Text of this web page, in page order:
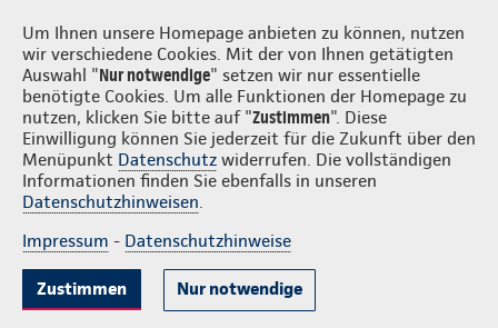
Um Ihnen unsere Homepage anbieten zu können, nutzen
wir verschiedene Cookies. Mit der von Ihnen getätigten
Auswahl "Nur notwendige" setzen wir nur essentielle
benötigte Cookies. Um alle Funktionen der Homepage zu
nutzen, klicken Sie bitte auf "Zustimmen". Diese
Einwilligung können Sie jederzeit für die Zukunft über den
Menüpunkt Datenschutz widerrufen. Die vollständigen
Informationen finden Sie ebenfalls in unseren
Datenschutzhinweisen.
Impressum - Datenschutzhinweise
Zustimmen Nur notwendige
Daniel Dannenberg Login
Gute Gründe Tarife & Leistungen Wissenswertes Beratung &